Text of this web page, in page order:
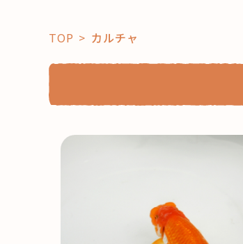
「コト」
おすすめ
スポット
TOP カルチャ